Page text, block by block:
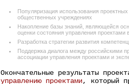
Популяризация использования
общественных учреждениях
Накопление базы знаний, являющейся
оценки состояния управления проектами
Разработка стратегии развития
Поддержка диалога между российскими
ассоциации управления проектами и
Окончательные результаты
управлению проектами, который